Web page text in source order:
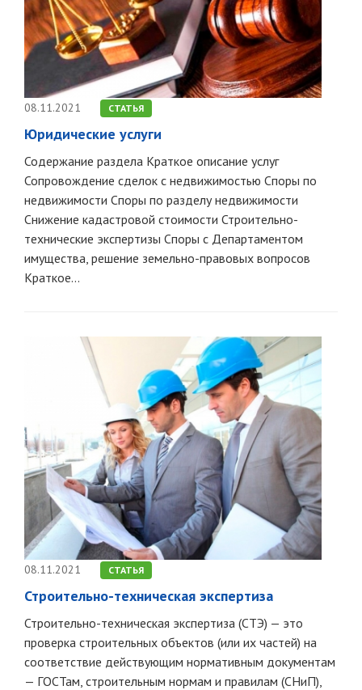
08.11.2021 СТАТЬЯ
Юридические услуги
Содержание раздела Краткое описание услуг
Сопровождение сделок с недвижимостью Споры по
недвижимости Споры по разделу недвижимости
Снижение кадастровой стоимости Строительно-
технические экспертизы Споры с Департаментом
имущества, решение земельно-правовых вопросов
Краткое...
08.11.2021 СТАТЬЯ
Строительно-техническая экспертиза
Строительно-техническая экспертиза (СТЭ) — это
проверка строительных объектов (или их частей) на
соответствие действующим нормативным документам
— ГОСТам, строительным нормам и правилам (СНиП),